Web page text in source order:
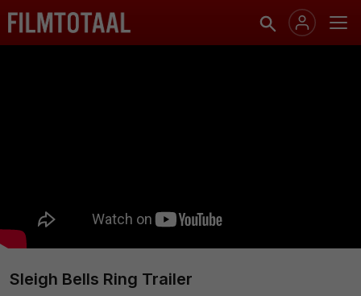
Sleigh Bells Ring Trailer